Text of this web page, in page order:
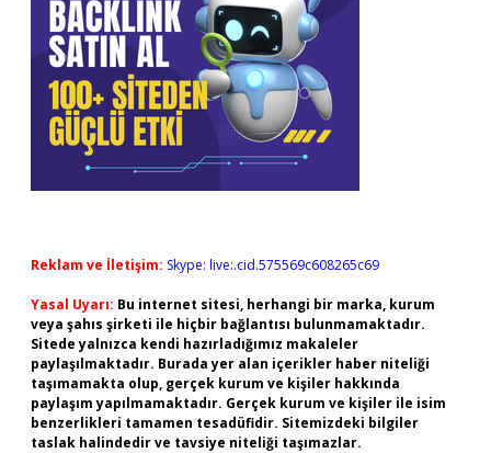
Reklam ve İletişim: Skype: live:.cid.575569c608265c69
Yasal Uyarı: Bu internet sitesi, herhangi bir marka, kurum
veya şahıs şirketi ile hiçbir bağlantısı bulunmamaktadır.
Sitede yalnızca kendi hazırladığımız makaleler
paylaşılmaktadır. Burada yer alan içerikler haber niteliği
taşımamakta olup, gerçek kurum ve kişiler hakkında
paylaşım yapılmamaktadır. Gerçek kurum ve kişiler ile isim
benzerlikleri tamamen tesadüfidir. Sitemizdeki bilgiler
taslak halindedir ve tavsiye niteliği taşımazlar.